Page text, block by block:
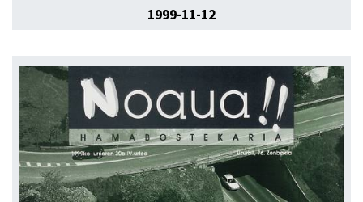
1999-11-12